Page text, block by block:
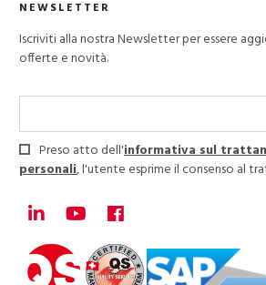
NEWSLETTER
Iscriviti alla nostra Newsletter per essere
offerte e novità.
Preso atto dell'informativa sul
personali, l'utente esprime il consenso al